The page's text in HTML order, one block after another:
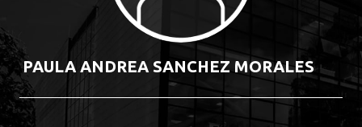
PAULA ANDREA SANCHEZ MORALES